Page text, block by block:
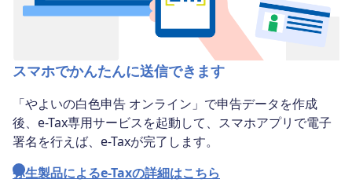
スマホでかんたんに送信できます
「やよいの白色申告 オンライン」で申告データを作成
後、e-Tax専用サービスを起動して、スマホアプリで電子
署名を行えば、e-Taxが完了します。
弥生製品によるe-Taxの詳細はこちら